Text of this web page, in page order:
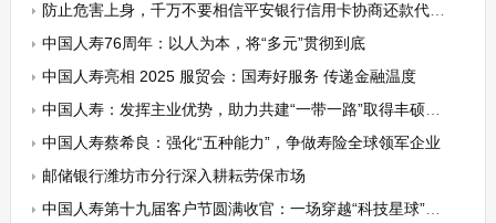
防止危害上身，千万不要相信平安银行信用卡协商还款代理的宣传
中国人寿76周年：以人为本，将“多元”贯彻到底
中国人寿亮相 2025 服贸会：国寿好服务 传递金融温度
中国人寿：发挥主业优势，助力共建“一带一路”取得丰硕成果
中国人寿蔡希良：强化“五种能力”，争做寿险全球领军企业
邮储银行潍坊市分行深入耕耘劳保市场
中国人寿第十九届客户节圆满收官：一场穿越“科技星球”与“烟火人间”的守护之旅